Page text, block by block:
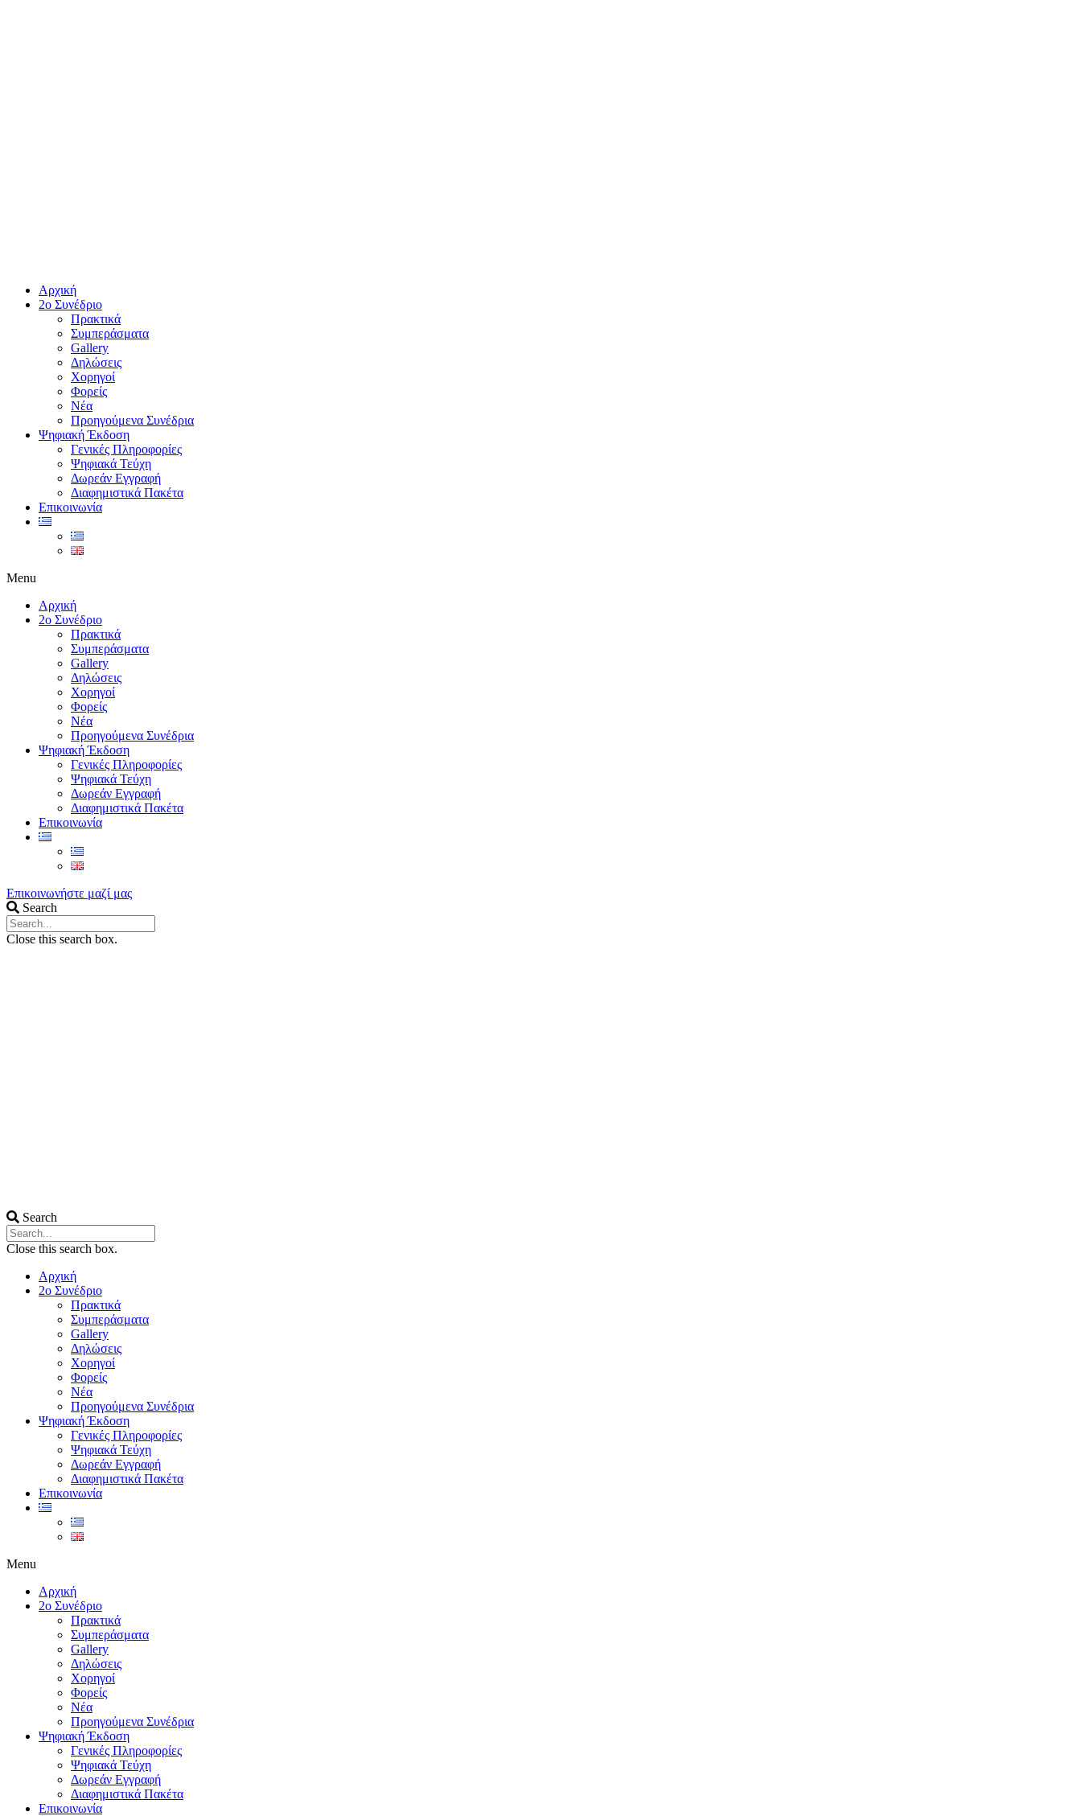
Αρχική
2ο Συνέδριο
Πρακτικά
Συμπεράσματα
Gallery
Δηλώσεις
Χορηγοί
Φορείς
Νέα
Προηγούμενα Συνέδρια
Ψηφιακή Έκδοση
Γενικές Πληροφορίες
Ψηφιακά Τεύχη
Δωρεάν Εγγραφή
Διαφημιστικά Πακέτα
Επικοινωνία
Menu
Αρχική
2ο Συνέδριο
Πρακτικά
Συμπεράσματα
Gallery
Δηλώσεις
Χορηγοί
Φορείς
Νέα
Προηγούμενα Συνέδρια
Ψηφιακή Έκδοση
Γενικές Πληροφορίες
Ψηφιακά Τεύχη
Δωρεάν Εγγραφή
Διαφημιστικά Πακέτα
Επικοινωνία
Επικοινωνήστε μαζί μας
Search
Close this search box.
Search
Close this search box.
Αρχική
2ο Συνέδριο
Πρακτικά
Συμπεράσματα
Gallery
Δηλώσεις
Χορηγοί
Φορείς
Νέα
Προηγούμενα Συνέδρια
Ψηφιακή Έκδοση
Γενικές Πληροφορίες
Ψηφιακά Τεύχη
Δωρεάν Εγγραφή
Διαφημιστικά Πακέτα
Επικοινωνία
Menu
Αρχική
2ο Συνέδριο
Πρακτικά
Συμπεράσματα
Gallery
Δηλώσεις
Χορηγοί
Φορείς
Νέα
Προηγούμενα Συνέδρια
Ψηφιακή Έκδοση
Γενικές Πληροφορίες
Ψηφιακά Τεύχη
Δωρεάν Εγγραφή
Διαφημιστικά Πακέτα
Επικοινωνία